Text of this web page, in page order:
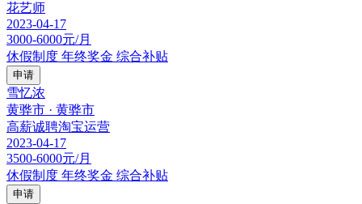
花艺师
2023-04-17
3000-6000元/月
休假制度 年终奖金 综合补贴
申请
雪忆浓
黄骅市 · 黄骅市
高薪诚聘淘宝运营
2023-04-17
3500-6000元/月
休假制度 年终奖金 综合补贴
申请